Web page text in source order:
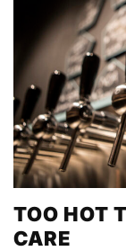
TOO HOT
CARE